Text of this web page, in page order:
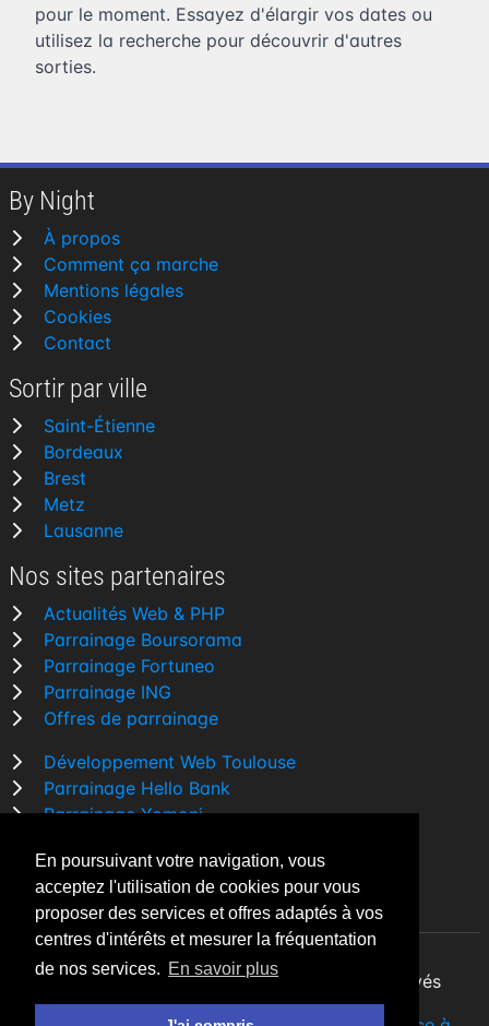
En poursuivant votre navigation, vous
acceptez l'utilisation de cookies pour vous
proposer des services et offres adaptés à vos
centres d'intérêts et mesurer la fréquentation
de nos services. En savoir plus
pour le moment. Essayez d'élargir vos dates ou
utilisez la recherche pour découvrir d'autres
sorties.
By Night
À propos
Comment ça marche
Mentions légales
Cookies
Contact
Sortir par ville
Saint-Étienne
Bordeaux
Brest
Metz
Lausanne
Nos sites partenaires
Actualités Web & PHP
Parrainage Boursorama
Parrainage Fortuneo
Parrainage ING
Offres de parrainage
Développement Web Toulouse
Parrainage Hello Bank
Parrainage Yomoni
Comparatif banque
By Night v5.7.3| © 2026 - Tous droits réservés